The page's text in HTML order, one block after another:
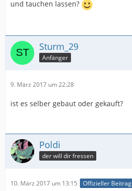
und tauchen lassen?
Sturm_29
Anfänger
9. März 2017 um 22:28
ist es selber gebaut oder gekauft?
Poldi
der will dir fressen
10. März 2017 um 13:15 Offizieller Beitrag